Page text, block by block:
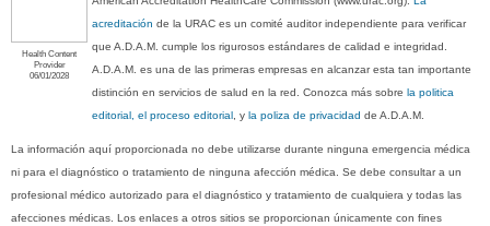
Health Content
Provider
06/01/2028
acreditación de la URAC es un comité auditor independiente para verificar
que A.D.A.M. cumple los rigurosos estándares de calidad e integridad.
A.D.A.M. es una de las primeras empresas en alcanzar esta tan importante
distinción en servicios de salud en la red. Conozca más sobre la politica
editorial, el proceso editorial , y la poliza de privacidad de A.D.A.M.
La información aquí proporcionada no debe utilizarse durante ninguna emergencia médica
ni para el diagnóstico o tratamiento de ninguna afección médica. Se debe consultar a un
profesional médico autorizado para el diagnóstico y tratamiento de cualquiera y todas las
afecciones médicas. Los enlaces a otros sitios se proporcionan únicamente con fines